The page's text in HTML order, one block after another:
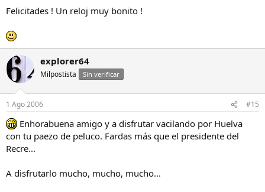
Felicitades ! Un reloj muy bonito !
explorer64
Milpostista Sin verificar
1 Ago 2006 #15
Enhorabuena amigo y a disfrutar vacilando por Huelva
con tu paezo de peluco. Fardas más que el presidente del
Recre...
A disfrutarlo mucho, mucho, mucho...